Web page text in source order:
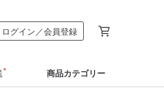
ログイン／会員登録
商品カテゴリー